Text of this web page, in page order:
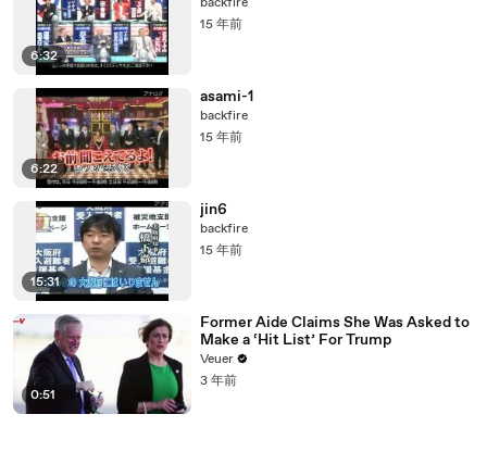
6:32
15 年前
6:22
asami-1
backfire
15 年前
15:31
jin6
backfire
15 年前
0:51
Former Aide Claims She Was Asked to
Make a ‘Hit List’ For Trump
Veuer
3 年前